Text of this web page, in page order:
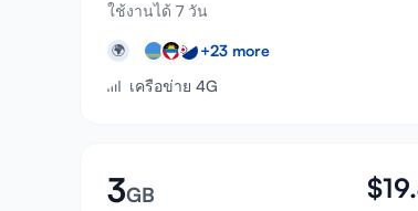
ใช้งานได้ 7 วัน
🌍 +23 more
เครือข่าย 4G
3GB $